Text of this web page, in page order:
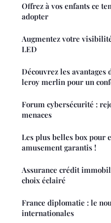
Offrez à vos enfants ce
adopter
Augmentez votre
LED
Découvrez les
leroy merlin pour un
Forum cybersécurité :
menaces
Les plus belles box pour
amusement garantis !
Assurance crédit
choix éclairé
France diplomatie : le
internationales